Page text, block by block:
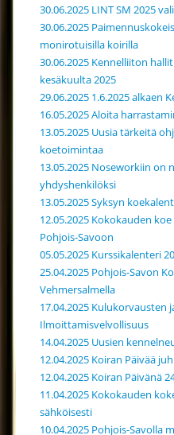
30.06.2025 LINT SM 2025
30.06.2025
monirotuisilla koirilla
30.06.2025 Kennelliiton
kesäkuulta 2025
29.06.2025 1.6.2025
16.05.2025 Aloita
13.05.2025 Uusia tärkeitä
koetoimintaa
13.05.2025 Noseworkiin on
yhdyshenkilöksi
13.05.2025 Syksyn
12.05.2025 Kokokauden
Pohjois-Savoon
05.05.2025 Kurssikalenteri
25.04.2025 Pohjois-Savon
Vehmersalmella
17.04.2025 Kulukorvausten
Ilmoittamisvelvollisuus
14.04.2025 Uusien
12.04.2025 Koiran Päivää
12.04.2025 Koiran Päivänä
11.04.2025 Kokokauden
sähköisesti
10.04.2025 Pohjois-Savolla